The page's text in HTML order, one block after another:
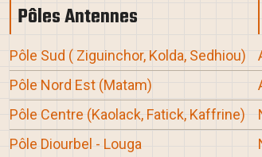
Pôles Antennes
Pôle Sud ( Ziguinchor, Kolda, Sedhiou)
Pôle Nord Est (Matam)
Pôle Centre (Kaolack, Fatick, Kaffrine)
Pôle Diourbel - Louga